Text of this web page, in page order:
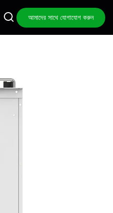
আমাদের সাথে যোগাযোগ করুন